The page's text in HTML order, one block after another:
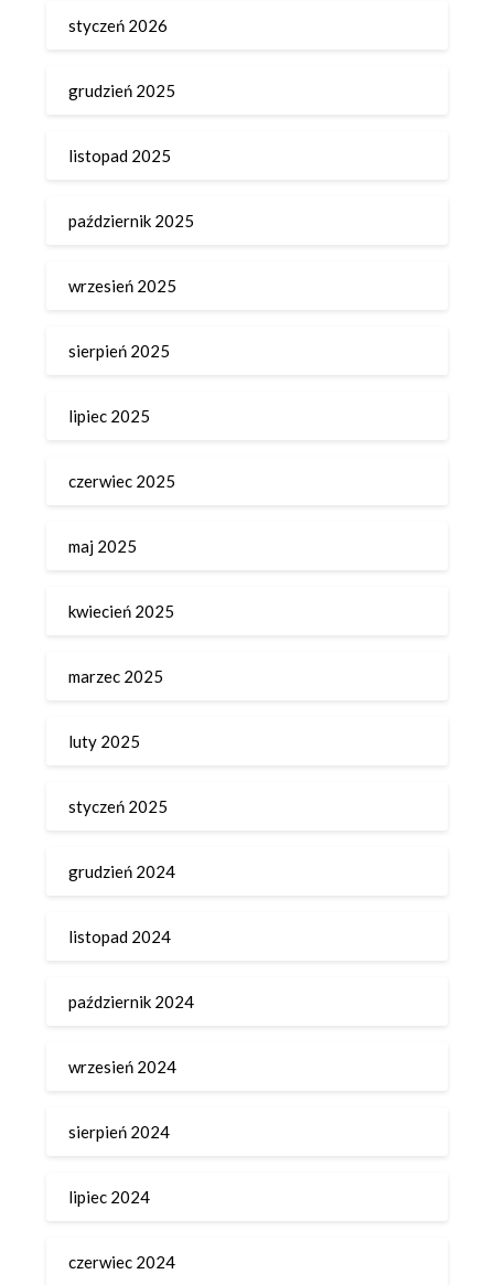
styczeń 2026
grudzień 2025
listopad 2025
październik 2025
wrzesień 2025
sierpień 2025
lipiec 2025
czerwiec 2025
maj 2025
kwiecień 2025
marzec 2025
luty 2025
styczeń 2025
grudzień 2024
listopad 2024
październik 2024
wrzesień 2024
sierpień 2024
lipiec 2024
czerwiec 2024